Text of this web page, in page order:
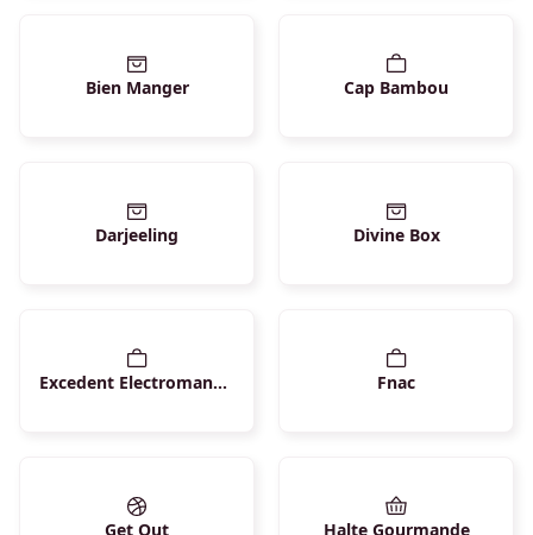
Bien Manger Cap Bambou
Darjeeling Divine Box
Excedent Electromanger Fnac
Get Out Halte Gourmande